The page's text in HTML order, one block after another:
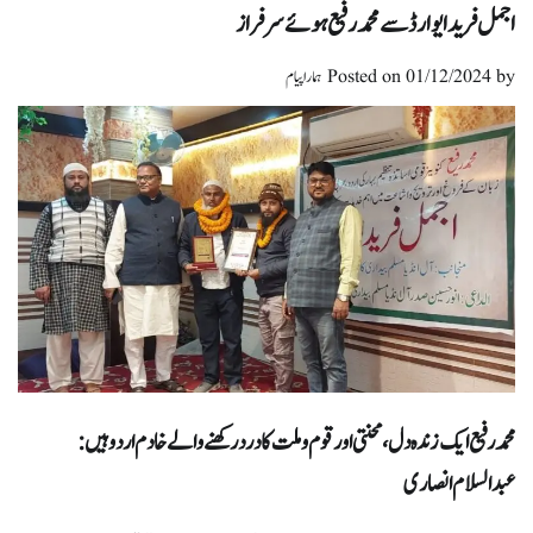
اجمل فرید ایوارڈ سے محمد رفیع ہوئے سرفراز
Posted on01/12/2024by ہمارا پیام
محمد رفیع ایک زندہ دل، محنتی اور قوم و ملت کا درد رکھنے والے خادم اردو ہیں :
عبدالسلام انصاری